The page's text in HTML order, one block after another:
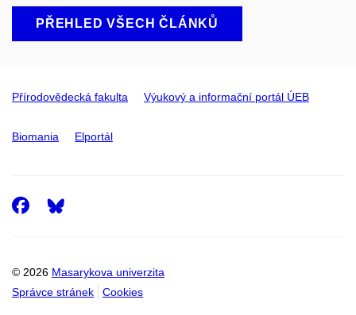
PŘEHLED VŠECH ČLÁNKŮ
Přírodovědecká fakulta Výukový a informační portál ÚEB
Biomania Elportál
© 2026 Masarykova univerzita
Správce stránek
Cookies
Facebook